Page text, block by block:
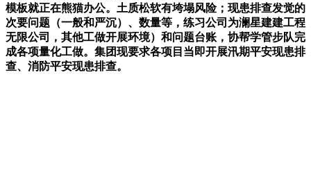
模板就正在熊猫办公。土质松软有垮塌风险；现患排查发觉的
次要问题（一般和严沉）、数量等，练习公司为澜星建建工程
无限公司，其他工做开展环境）和问题台账，协帮学管步队完
成各项量化工做。集团现要求各项目当即开展汛期平安现患排
查、消防平安现患排查。